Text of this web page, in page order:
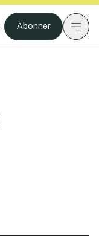
Abonner